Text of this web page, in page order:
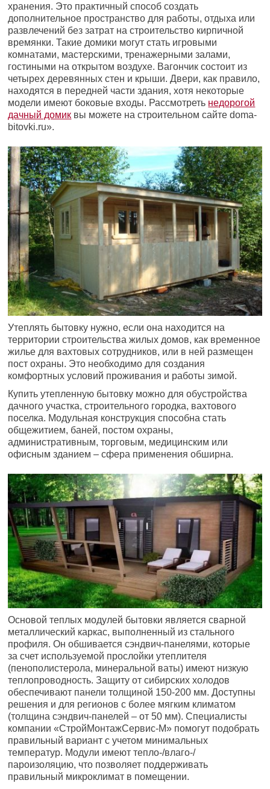
хранения. Это практичный способ создать
дополнительное пространство для работы, отдыха или
развлечений без затрат на строительство кирпичной
времянки. Такие домики могут стать игровыми
комнатами, мастерскими, тренажерными залами,
гостиными на открытом воздухе. Вагончик состоит из
четырех деревянных стен и крыши. Двери, как правило,
находятся в передней части здания, хотя некоторые
модели имеют боковые входы. Рассмотреть недорогой
дачный домик вы можете на строительном сайте doma-
bitovki.ru».
Утеплять бытовку нужно, если она находится на
территории строительства жилых домов, как временное
жилье для вахтовых сотрудников, или в ней размещен
пост охраны. Это необходимо для создания
комфортных условий проживания и работы зимой.
Купить утепленную бытовку можно для обустройства
дачного участка, строительного городка, вахтового
поселка. Модульная конструкция способна стать
общежитием, баней, постом охраны,
административным, торговым, медицинским или
офисным зданием – сфера применения обширна.
Основой теплых модулей бытовки является сварной
металлический каркас, выполненный из стального
профиля. Он обшивается сэндвич-панелями, которые
за счет используемой прослойки утеплителя
(пенополистерола, минеральной ваты) имеют низкую
теплопроводность. Защиту от сибирских холодов
обеспечивают панели толщиной 150-200 мм. Доступны
решения и для регионов с более мягким климатом
(толщина сэндвич-панелей – от 50 мм). Специалисты
компании «СтройМонтажСервис-М» помогут подобрать
правильный вариант с учетом минимальных
температур. Модули имеют тепло-/влаго-/
пароизоляцию, что позволяет поддерживать
правильный микроклимат в помещении.